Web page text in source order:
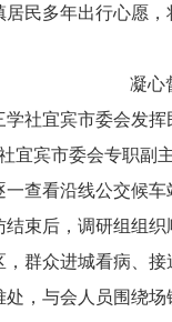
民多年出行心愿
凝心
社宜宾市委会发
宜宾市委会专职副
查看沿线公交候
束后，调研组组
群众进城看病、
，与会人员围绕